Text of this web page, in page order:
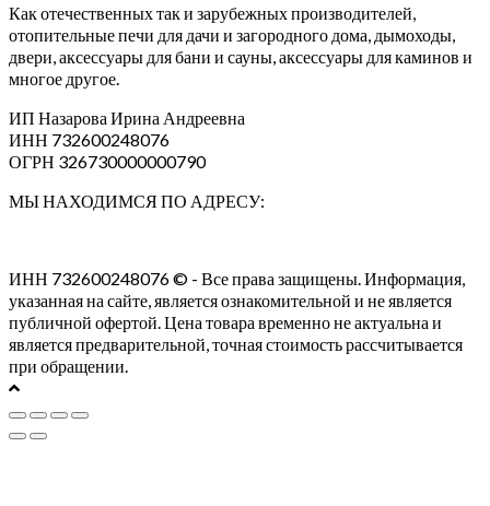
Как отечественных так и зарубежных производителей,
отопительные печи для дачи и загородного дома, дымоходы,
двери, аксессуары для бани и сауны, аксессуары для каминов и
многое другое.
ИП Назарова Ирина Андреевна⁠
ИНН 732600248076
ОГРН 326730000000790
МЫ НАХОДИМСЯ ПО АДРЕСУ:
ИНН 732600248076 © - Все права защищены. Информация,
указанная на сайте, является ознакомительной и не является
публичной офертой. Цена товара временно не актуальна и
является предварительной, точная стоимость рассчитывается
при обращении.